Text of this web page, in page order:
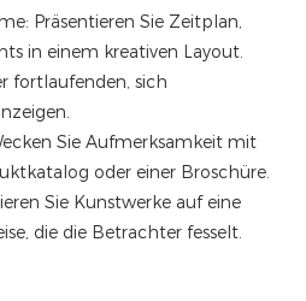
Präsentieren Sie Zeitplan,
in einem kreativen Layout.
fortlaufenden, sich
Sie Aufmerksamkeit mit
oder einer Broschüre.
Sie Kunstwerke auf eine
die die Betrachter fesselt.